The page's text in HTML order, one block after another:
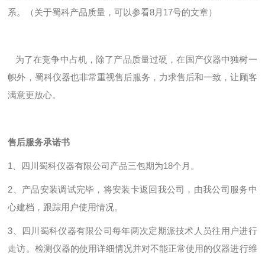
系。（关于蜀科产品质量，可以参看8月17号的文章）
为了在竞争中占机，除了产品质量过硬，在国产仪器中独树一
帜外，蜀科仪器也非常重视售后服务，力求售后和一致，让顾客
满意更放心。
售后服务承诺书
1、四川蜀科仪器有限公司产品三包期为18个月。
2、产品安装调试完毕，将安装卡返回我公司，由我公司服务中
心建档，跟踪用户使用情况。
3、四川蜀科仪器有限公司每年两次定期派技术人员往用户进行
走访。检测仪器的使用详细情况并对不能正常使用的仪器进行维